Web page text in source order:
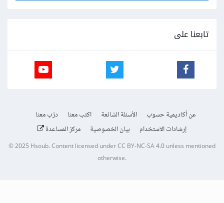
تابعنا على
عن أكاديمية حسوب الأسئلة الشائعة اكتب معنا
درّب معنا
إرشادات الاستخدام
بيان الخصوصية مركز المساعدة
© 2025 Hsoub.Content licensed underCC BY-NC-SA 4.0unless mentioned
otherwise.